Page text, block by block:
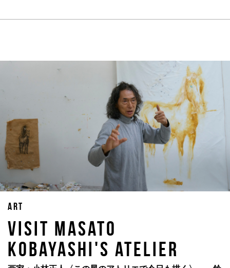
ART
Visit Masato
Kobayashi's Atelier